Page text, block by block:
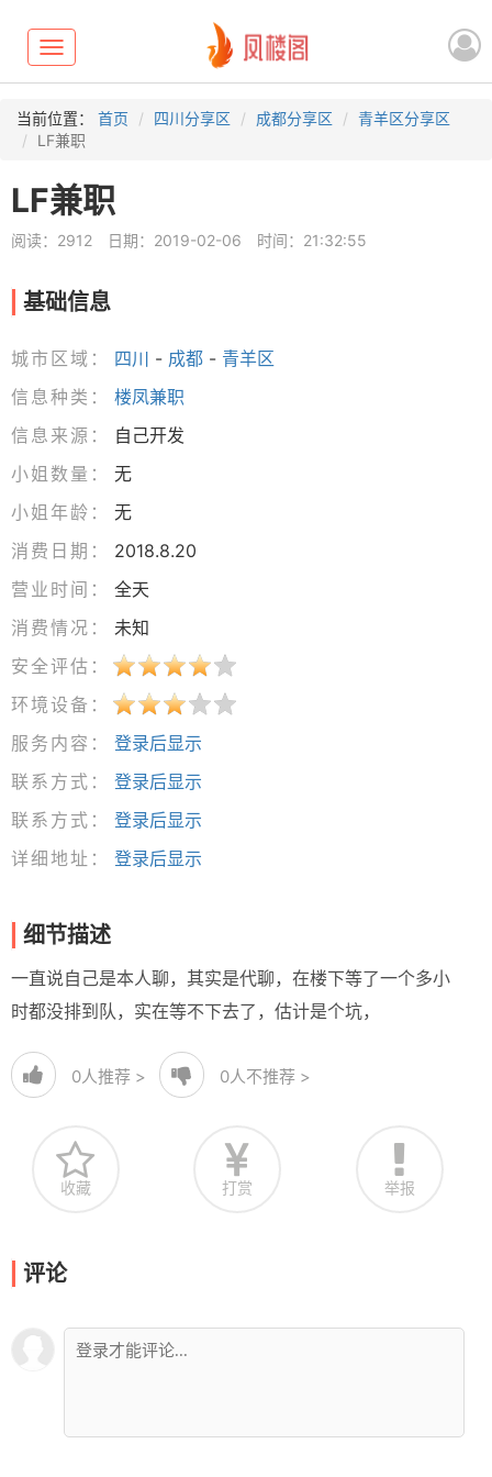
Toggle
navigation
当前位置： 首页 四川分享区 成都分享区
青羊区分享区
LF兼职
LF兼职
阅读：2912 日期：2019-02-06 时间：21:32:55
基础信息
城市区域： 四川 - 成都 - 青羊区
信息种类：
楼凤兼职
信息来源：
自己开发
小姐数量：
无
小姐年龄：
无
消费日期：
2018.8.20
营业时间：
全天
消费情况：
未知
安全评估：
环境设备：
服务内容：
登录后显示
联系方式：
登录后显示
联系方式：
登录后显示
详细地址：
登录后显示
细节描述
一直说自己是本人聊，其实是代聊，在楼下等了一个多小
时都没排到队，实在等不下去了，估计是个坑，
0人推荐 > 0人不推荐 >
收藏 打赏 举报
评论